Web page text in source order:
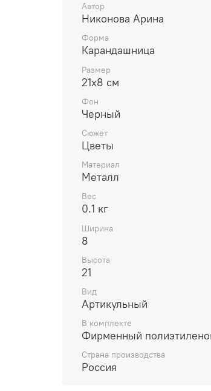
Автор
Никонова Арина
Форма
Карандашница
Размер
21х8 см
Фон
Черный
Сюжет
Цветы
Материал
Металл
Вес
0.1 кг
Ширина
8
Высота
21
Вид
Артикульный
В комплекте
Фирменный
Страна производства
Россия